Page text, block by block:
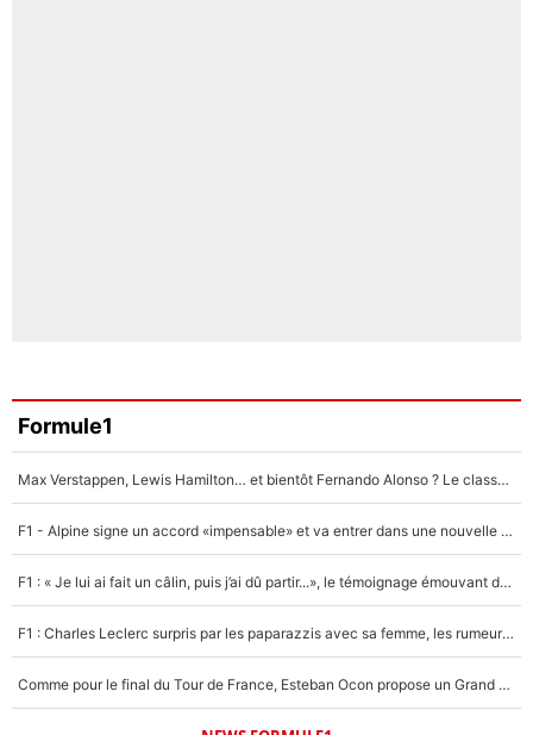
Formule1
Max Verstappen, Lewis Hamilton… et bientôt Fernando Alonso ? Le classement des pilotes les mieux payés en Formule 1 risque de changer !
F1 - Alpine signe un accord «impensable» et va entrer dans une nouvelle dimension : Grande nouvelle pour Pierre Gasly !
F1 : « Je lui ai fait un câlin, puis j’ai dû partir...», le témoignage émouvant de Max Verstappen sur sa fille
F1 : Charles Leclerc surpris par les paparazzis avec sa femme, les rumeurs étaient vraies !
Comme pour le final du Tour de France, Esteban Ocon propose un Grand Prix de Formule 1 à Paris : «Autour de l’Arc de Triomphe, ce serait génial» !